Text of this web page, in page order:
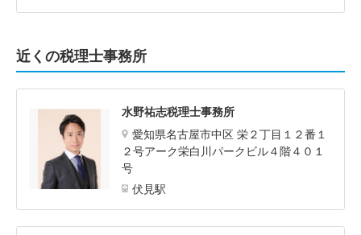
近くの税理士事務所
水野祐志税理士事務所
愛知県名古屋市中区 栄２丁目１２番１
２号アーク栄白川パークビル４階４０１
号
伏見駅